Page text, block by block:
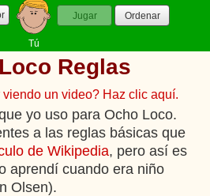
Tú
Jugar Ordenar
Reglas
un video? Haz clic aquí.
yo uso para Ocho Loco.
a las reglas básicas que
de Wikipedia, pero así es
aprendí cuando era niño
Olsen).